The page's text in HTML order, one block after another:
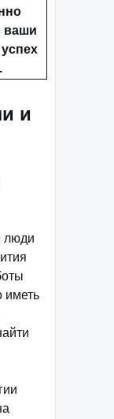
ваши
и
люди
иметь